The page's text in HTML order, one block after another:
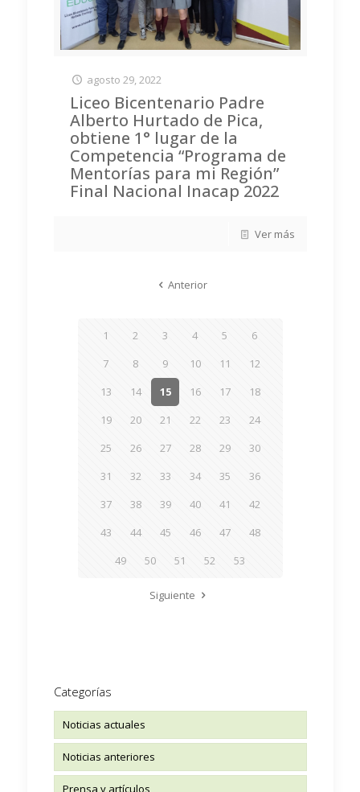
agosto 29, 2022
Liceo Bicentenario Padre
Alberto Hurtado de Pica,
obtiene 1° lugar de la
Competencia “Programa de
Mentorías para mi Región”
Final Nacional Inacap 2022
Ver más
Anterior
1 2 3 4 5
6
7
8 9 10 11
12
13
14 15 16 17
18
19
20 21 22 23
24
25
26 27 28 29
30
31
32 33 34 35
36
37
38 39 40 41
42
43
44 45 46 47
48
49
50 51 52 53
Siguiente
Categorías
Noticias actuales
Noticias anteriores
Prensa y artículos